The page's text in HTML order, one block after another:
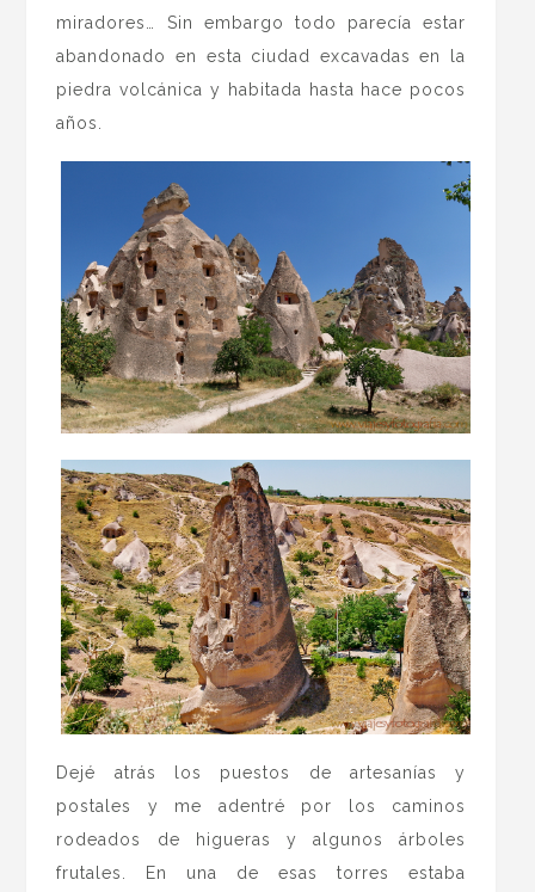
miradores… Sin embargo todo parecía estar
abandonado en esta ciudad excavadas en la
piedra volcánica y habitada hasta hace pocos
años.
Dejé atrás los puestos de artesanías y
postales y me adentré por los caminos
rodeados de higueras y algunos árboles
frutales. En una de esas torres estaba